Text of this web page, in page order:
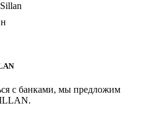
с банками, мы предложим